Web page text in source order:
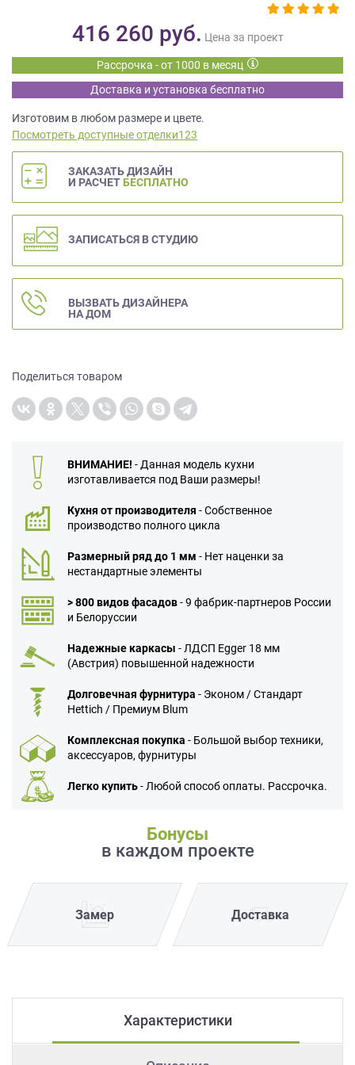
416 260 руб. Цена за проект
Рассрочка - от 1000 в месяц
Доставка и установка бесплатно
Изготовим в любом размере и цвете.
Посмотреть доступные отделки123
ЗАКАЗАТЬ ДИЗАЙН
И РАСЧЕТ БЕСПЛАТНО
ЗАПИСАТЬСЯ В СТУДИЮ
ВЫЗВАТЬ ДИЗАЙНЕРА
НА ДОМ
Поделиться товаром
ВНИМАНИЕ! - Данная модель кухни
изготавливается под Ваши размеры!
Кухня от производителя - Собственное
производство полного цикла
Размерный ряд до 1 мм - Нет наценки за
нестандартные элементы
> 800 видов фасадов- 9 фабрик-партнеров России
и Белоруссии
Надежные каркасы - ЛДСП Egger 18 мм
(Австрия) повышенной надежности
Долговечная фурнитура - Эконом / Стандарт
Hettich / Премиум Blum
Комплексная покупка - Большой выбор техники,
аксессуаров, фурнитуры
Легко купить- Любой способ оплаты. Рассрочка.
Бонусы
в каждом проекте
Замер Доставка
Характеристики